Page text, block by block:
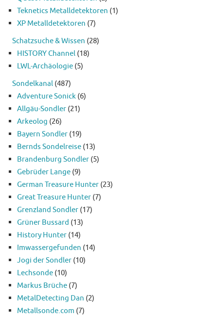
Teknetics Metalldetektoren (1)
XP Metalldetektoren (7)
Schatzsuche & Wissen (28)
HISTORY Channel (18)
LWL-Archäologie (5)
Sondelkanal (487)
Adventure Sonick (6)
Allgäu-Sondler (21)
Arkeolog (26)
Bayern Sondler (19)
Bernds Sondelreise (13)
Brandenburg Sondler (5)
Gebrüder Lange (9)
German Treasure Hunter (23)
Great Treasure Hunter (7)
Grenzland Sondler (17)
Grüner Bussard (13)
History Hunter (14)
Imwassergefunden (14)
Jogi der Sondler (10)
Lechsonde (10)
Markus Brüche (7)
MetalDetecting Dan (2)
Metallsonde.com (7)